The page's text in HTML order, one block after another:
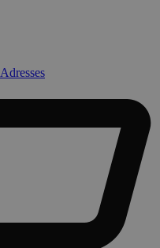
Adresses